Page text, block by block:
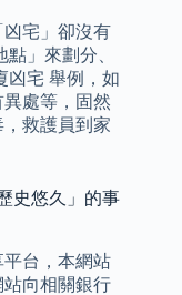
宅」卻沒有
」來劃分、
凶宅 舉例，如
處等，固然
救護員到家
史悠久」的事
台，本網站
向相關銀行